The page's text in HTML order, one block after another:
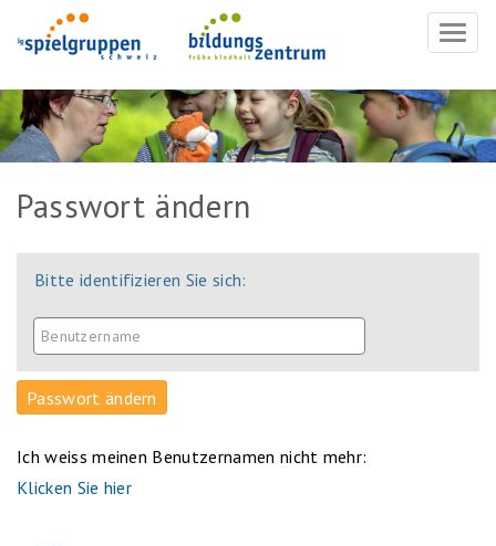
Passwort ändern
Bitte identifizieren Sie sich:
Ich weiss meinen Benutzernamen nicht mehr:
Klicken Sie hier